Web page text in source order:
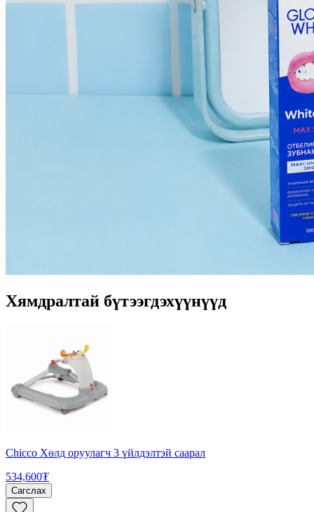
Хямдралтай бүтээгдэхүүнүүд
Chicco Хөлд оруулагч 3 үйлдэлтэй саарал
534,600₮
Сагслах